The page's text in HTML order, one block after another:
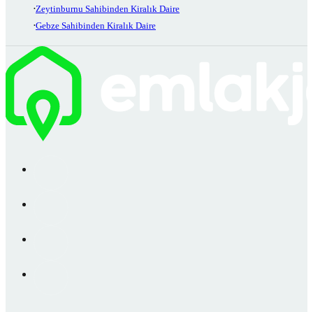
Zeytinburnu Sahibinden Kiralık Daire
Gebze Sahibinden Kiralık Daire